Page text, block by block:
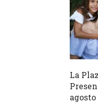
La
agosto